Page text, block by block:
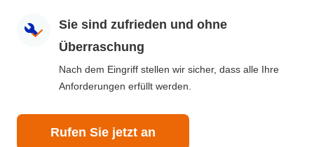
Sie sind zufrieden und ohne
Überraschung
Nach dem Eingriff stellen wir sicher, dass alle Ihre
Anforderungen erfüllt werden.
Rufen Sie jetzt an